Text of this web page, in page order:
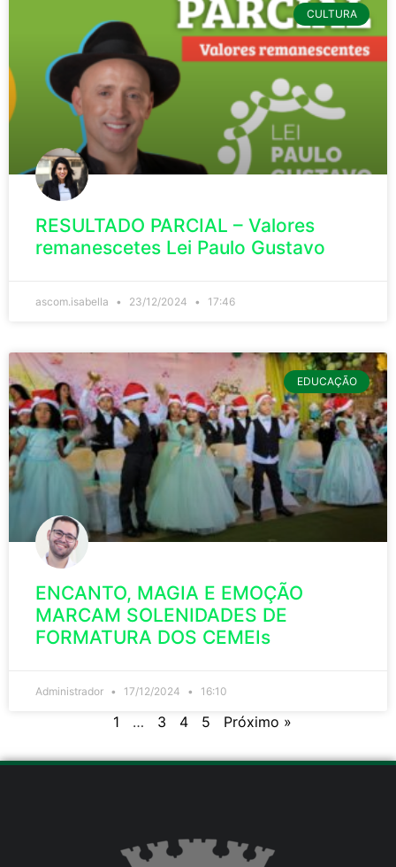
CULTURA
RESULTADO PARCIAL – Valores
remanescetes Lei Paulo Gustavo
ascom.isabella 23/12/2024 17:46
EDUCAÇÃO
ENCANTO, MAGIA E EMOÇÃO
MARCAM SOLENIDADES DE
FORMATURA DOS CEMEIs
Administrador 17/12/2024 16:10
1 … 3 4 5 Próximo »